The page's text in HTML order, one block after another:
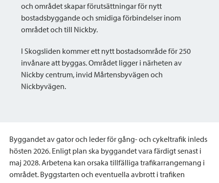
och området skapar förutsättningar för nytt
bostadsbyggande och smidiga förbindelser inom
området och till Nickby.
I Skogsliden kommer ett nytt bostadsområde för 250
invånare att byggas. Området ligger i närheten av
Nickby centrum, invid Mårtensbyvägen och
Nickbyvägen.
Byggandet av gator och leder för gång- och cykeltrafik inleds
hösten 2026. Enligt plan ska byggandet vara färdigt senast i
maj 2028. Arbetena kan orsaka tillfälliga trafikarrangemang i
området. Byggstarten och eventuella avbrott i trafiken